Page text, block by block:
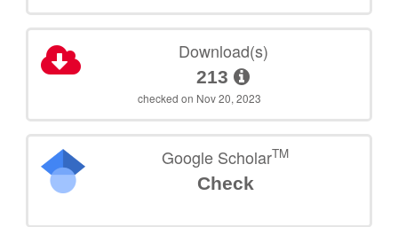
Download(s)
213
checked on Nov 20, 2023
Google ScholarTM
Check